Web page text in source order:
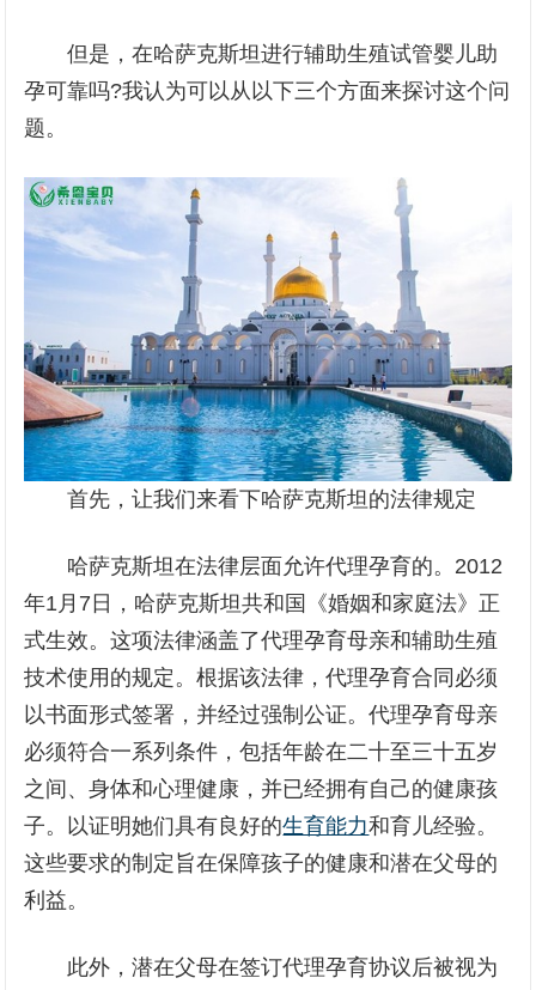
但是，在哈萨克斯坦进行辅助生殖试管婴儿助
孕可靠吗?我认为可以从以下三个方面来探讨这个问
题。
首先，让我们来看下哈萨克斯坦的法律规定
哈萨克斯坦在法律层面允许代理孕育的。2012
年1月7日，哈萨克斯坦共和国《婚姻和家庭法》正
式生效。这项法律涵盖了代理孕育母亲和辅助生殖
技术使用的规定。根据该法律，代理孕育合同必须
以书面形式签署，并经过强制公证。代理孕育母亲
必须符合一系列条件，包括年龄在二十至三十五岁
之间、身体和心理健康，并已经拥有自己的健康孩
子。以证明她们具有良好的生育能力和育儿经验。
这些要求的制定旨在保障孩子的健康和潜在父母的
利益。
此外，潜在父母在签订代理孕育协议后被视为